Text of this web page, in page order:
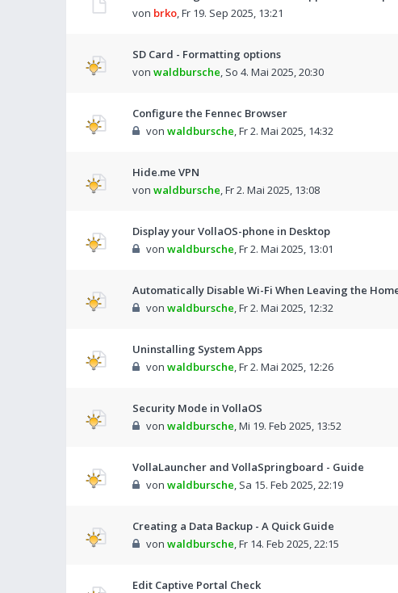
von brko,Fr 19. Sep 2025, 13:21
SD Card - Formatting options
von waldbursche, So 4. Mai 2025, 20:30
Configure the Fennec Browser
von waldbursche,Fr 2. Mai 2025, 14:32
Hide.me VPN
von waldbursche,Fr 2. Mai 2025, 13:08
Display your VollaOS-phone in Desktop
von waldbursche,Fr 2. Mai 2025, 13:01
Automatically Disable Wi-Fi When Leaving the
von waldbursche,Fr 2. Mai 2025, 12:32
Uninstalling System Apps
von waldbursche,Fr 2. Mai 2025, 12:26
Security Mode in VollaOS
von waldbursche,Mi 19. Feb 2025, 13:52
VollaLauncher and VollaSpringboard - Guide
von waldbursche, Sa 15. Feb 2025, 22:19
Creating a Data Backup - A Quick Guide
von waldbursche,Fr 14. Feb 2025, 22:15
Edit Captive Portal Check